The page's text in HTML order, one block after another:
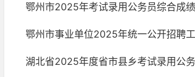
鄂州市2025年考试录用公务员综合成
鄂州市事业单位2025年统一公开招聘
湖北省2025年度省市县乡考试录用公